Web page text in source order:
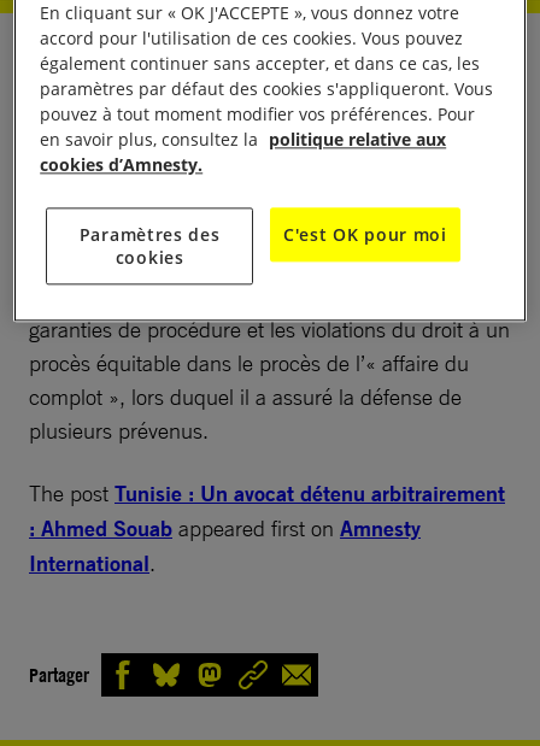
Ahmed Souab, avocat et défenseur des droits
humains âgé de 68 ans, est détenu arbitrairement
depuis le 21 avril 2025 en raison de son travail de
défense de victimes de violations des droits humains
liberté d’expression. Il est aujourd’hui poursuivi sur
la base d’accusations infondées liées au terrorisme
garanties de procédure et les violations du droit à un
procès équitable dans le procès de l’« affaire du
complot », lors duquel il a assuré la défense de
plusieurs prévenus.
The post Tunisie : Un avocat détenu arbitrairement
: Ahmed Souab appeared first on Amnesty
International.
Partager
En cliquant sur « OK J'ACCEPTE », vous donnez votre
accord pour l'utilisation de ces cookies. Vous pouvez
également continuer sans accepter, et dans ce cas, les
paramètres par défaut des cookies s'appliqueront. Vous
pouvez à tout moment modifier vos préférences. Pour
en savoir plus, consultez la politique relative aux
cookies d’Amnesty.
Paramètres des
cookies
C'est OK pour moi